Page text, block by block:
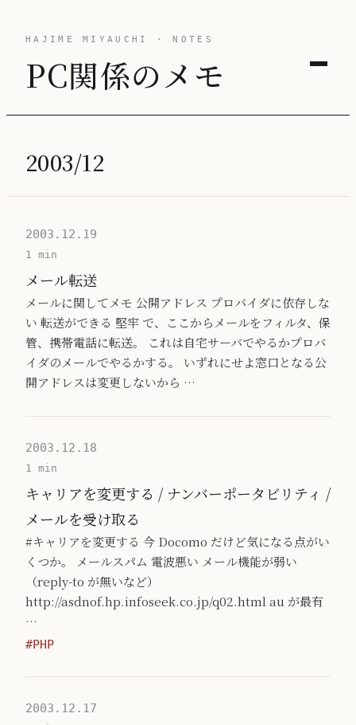
HAJIME MIYAUCHI · NOTES
PC関係のメモ
2003/12
2003.12.19
1 min
メール転送
メールに関してメモ 公開アドレス プロバイダに依存しな
い 転送ができる 堅牢 で、ここからメールをフィルタ、保
管、携帯電話に転送。 これは自宅サーバでやるかプロバ
イダのメールでやるかする。 いずれにせよ窓口となる公
開アドレスは変更しないから …
2003.12.18
1 min
キャリアを変更する / ナンバーポータビリティ /
メールを受け取る
#キャリアを変更する 今 Docomo だけど気になる点がい
くつか。 メールスパム 電波悪い メール機能が弱い
（reply-to が無いなど）
http://asdnof.hp.infoseek.co.jp/q02.html au が最有
…
#PHP
2003.12.17